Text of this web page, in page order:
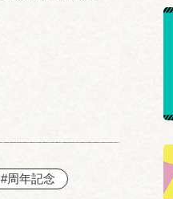
#周年記念